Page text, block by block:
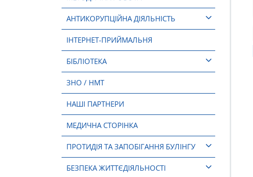
АНТИКОРУПЦІЙНА ДІЯЛЬНІСТЬ
ІНТЕРНЕТ-ПРИЙМАЛЬНЯ
БІБЛІОТЕКА
ЗНО / НМТ
НАШІ ПАРТНЕРИ
МЕДИЧНА СТОРІНКА
ПРОТИДІЯ ТА ЗАПОБІГАННЯ БУЛІНГУ
БЕЗПЕКА ЖИТТЄДІЯЛЬНОСТІ